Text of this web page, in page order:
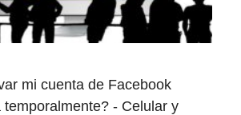
mi cuenta de Facebook
temporalmente? - Celular y